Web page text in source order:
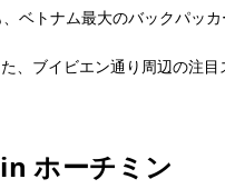
ベトナム最大のバックパッ
、ブイビエン通り周辺の注目
ホーチミン